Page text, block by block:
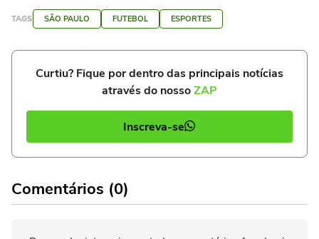
TAGS SÃO PAULO FUTEBOL ESPORTES
Curtiu? Fique por dentro das principais notícias
através do nossoZAP
Inscreva-se
Comentários (0)